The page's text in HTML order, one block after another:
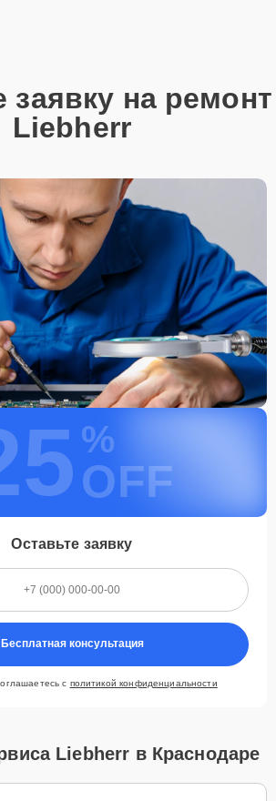
заявку на ремонт
Liebherr
%
OFF
Оставьте заявку
Бесплатная консультация
с политикой конфиденциальности
Liebherr в Краснодаре